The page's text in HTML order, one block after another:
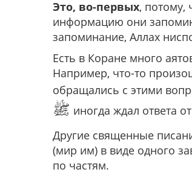
Это, во-первых, потому,
информацию они
запоминание, Аллах
Есть в Коране много
Например, что-то
обращались с этими
ﷺ иногда ждал ответа
Другие священные
(мир им) в виде одного
по частям.